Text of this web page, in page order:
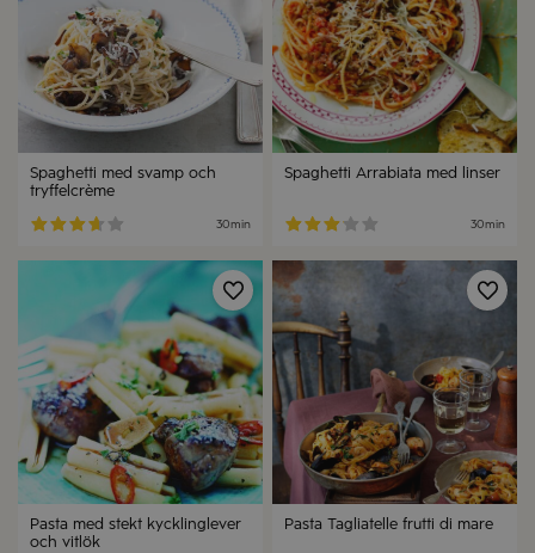
Spaghetti med svamp och
tryffelcrème
30min
Spaghetti Arrabiata med linser
30min
Spara
Pasta med stekt kycklinglever
och vitlök
Pasta Tagliatelle frutti di mare